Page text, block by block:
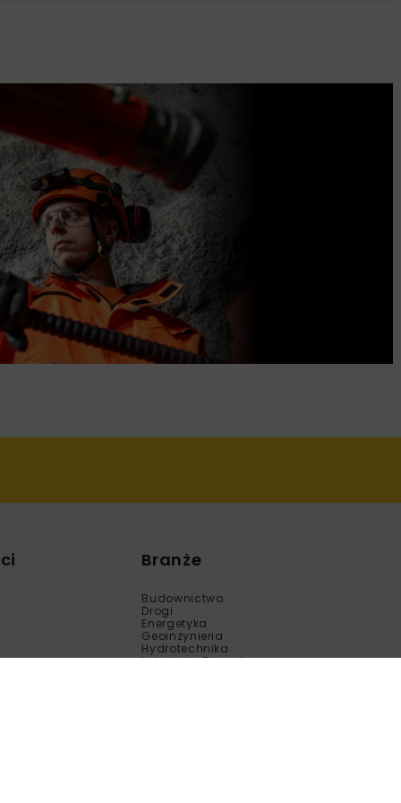
Branże
Budownictwo
Drogi
Energetyka
Geoinżynieria
Hydrotechnika
Inżynieria Bezwykopowa